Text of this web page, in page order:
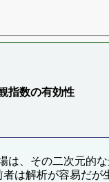
指数の有効性
は、その二次元的
は解析が容易だ